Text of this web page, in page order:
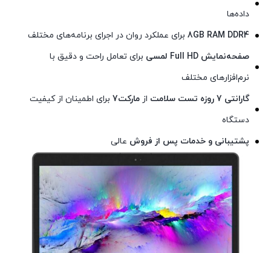
داده‌ها
8GB RAM DDR4 برای عملکرد روان در اجرای برنامه‌های مختلف
صفحه‌نمایش Full HD لمسی
برای تعامل راحت و دقیق با
نرم‌افزارهای مختلف
گارانتی 7 روزه تست سلامت
از مارکت7
برای اطمینان از کیفیت
دستگاه
پشتیبانی و خدمات پس از فروش عالی